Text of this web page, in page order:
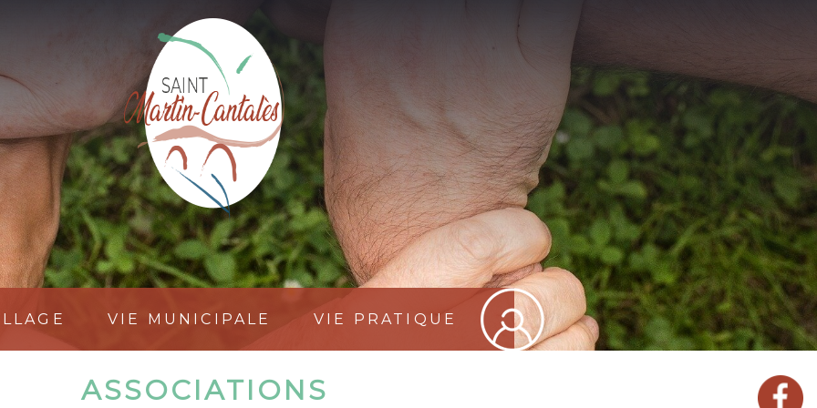
VIE MUNICIPALE VIE PRATIQUE
ASSOCIATIONS